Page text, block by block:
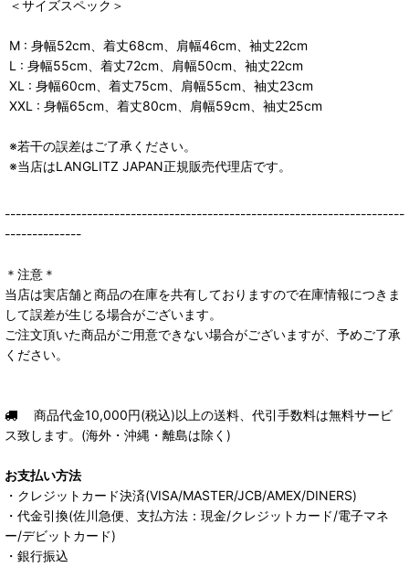
＜サイズスペック＞
M : 身幅52cm、着丈68cm、肩幅46cm、袖丈22cm
L : 身幅55cm、着丈72cm、肩幅50cm、袖丈22cm
XL : 身幅60cm、着丈75cm、肩幅55cm、袖丈23cm
XXL : 身幅65cm、着丈80cm、肩幅59cm、袖丈25cm
※若干の誤差はご了承ください。
※当店はLANGLITZ JAPAN正規販売代理店です。
-------------------------------------------------------------------------
--------------
＊注意＊
当店は実店舗と商品の在庫を共有しておりますので在庫情報につきま
して誤差が生じる場合がございます。
ご注文頂いた商品がご用意できない場合がございますが、予めご了承
ください。
商品代金10,000円(税込)以上の送料、代引手数料は無料サービ
ス致します。(海外・沖縄・離島は除く)
お支払い方法
・クレジットカード決済(VISA/MASTER/JCB/AMEX/DINERS)
・代金引換(佐川急便、支払方法：現金/クレジットカード/電子マネ
ー/デビットカード)
・銀行振込